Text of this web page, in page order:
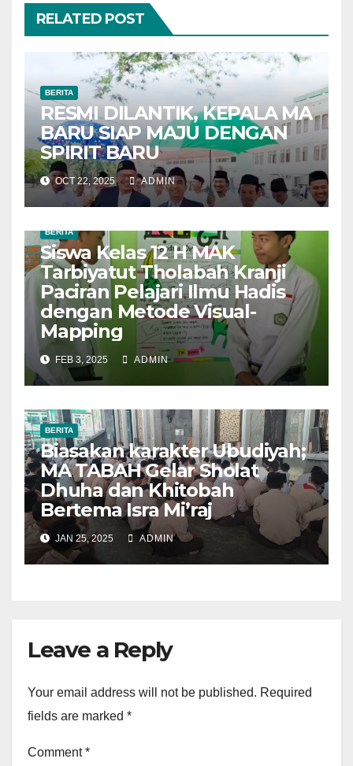
RELATED POST
BERITA
RESMI DILANTIK, KEPALA MA
BARU SIAP MAJU DENGAN
SPIRIT BARU
OCT 22, 2025 ADMIN
BERITA
Siswa Kelas 12 H MAK
Tarbiyatut Tholabah Kranji
Paciran Pelajari Ilmu Hadis
dengan Metode Visual-
Mapping
FEB 3, 2025 ADMIN
BERITA
Biasakan karakter Ubudiyah;
MA TABAH Gelar Sholat
Dhuha dan Khitobah
Bertema Isra Mi’raj
JAN 25, 2025 ADMIN
Leave a Reply
Your email address will not be published. Required
fields are marked *
Comment*